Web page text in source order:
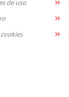
de uso